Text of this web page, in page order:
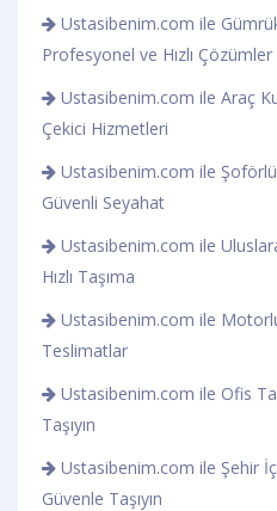
Ustasibenim.com ile
Profesyonel ve Hızlı Çözümler
Ustasibenim.com ile Araç
Çekici Hizmetleri
Ustasibenim.com ile
Güvenli Seyahat
Ustasibenim.com ile
Hızlı Taşıma
Ustasibenim.com ile
Teslimatlar
Ustasibenim.com ile Ofis
Taşıyın
Ustasibenim.com ile Şehir İçi
Güvenle Taşıyın